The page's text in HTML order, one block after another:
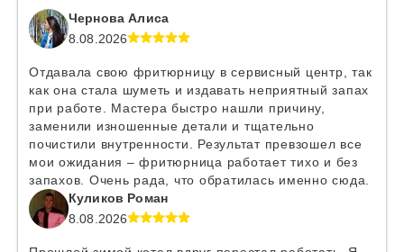
Чернова Алиса
8.08.2026
Отдавала свою фритюрницу в сервисный центр, так
как она стала шуметь и издавать неприятный запах
при работе. Мастера быстро нашли причину,
заменили изношенные детали и тщательно
почистили внутренности. Результат превзошел все
мои ожидания – фритюрница работает тихо и без
запахов. Очень рада, что обратилась именно сюда.
Куликов Роман
8.08.2026